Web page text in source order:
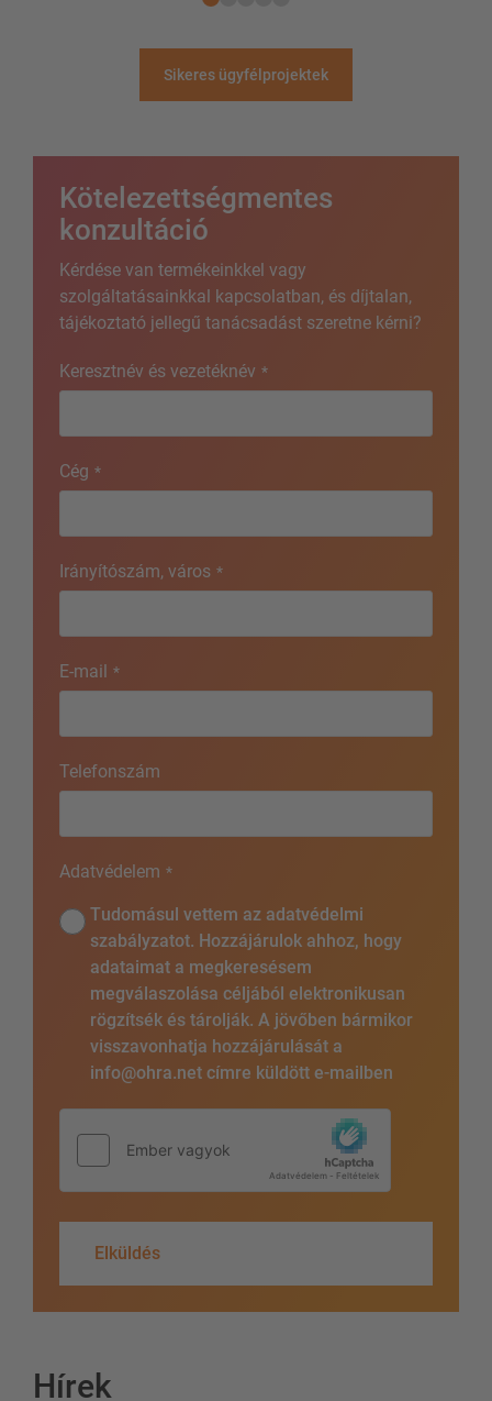
Sikeres ügyfélprojektek
Kötelezettségmentes
konzultáció
Kérdése van termékeinkkel vagy
szolgáltatásainkkal kapcsolatban, és díjtalan,
tájékoztató jellegű tanácsadást szeretne kérni?
Keresztnév és vezetéknév *
Cég *
Irányítószám, város *
E-mail *
Telefonszám
Adatvédelem *
Tudomásul vettem az adatvédelmi
szabályzatot. Hozzájárulok ahhoz, hogy
adataimat a megkeresésem
megválaszolása céljából elektronikusan
rögzítsék és tárolják. A jövőben bármikor
visszavonhatja hozzájárulását a
info@ohra.net címre küldött e-mailben
Elküldés
Hírek